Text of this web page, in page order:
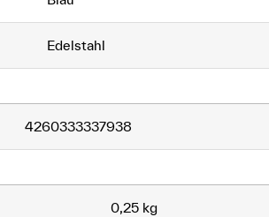
Edelstahl
4260333337938
0,25 kg